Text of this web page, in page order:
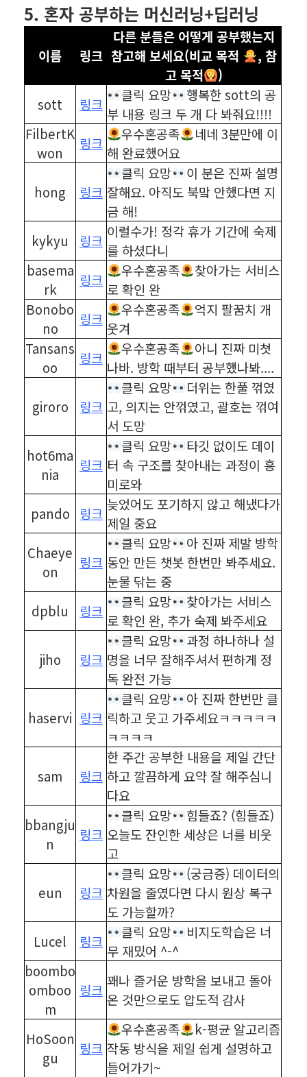
5. 혼자 공부하는 머신러닝+딥러닝
이름 링크
다른 분들은 어떻게 공부했는지
참고해 보세요(비교 목적
, 참
고 목적
)
sott 링크
클릭 요망
행복한 sott의 공
부 내용 링크 두 개 다 봐줘요!!!!
FilbertK
won
링크
우수혼공족
네네 3분만에 이
해 완료했어요
hong 링크
클릭 요망
이 분은 진짜 설명
잘해요. 아직도 북맠 안했다면 지
금 해!
kykyu
링크
이럴수가! 정각 휴가 기간에 숙제
를 하셨다니
basema
rk
링크
우수혼공족
찾아가는 서비스
로 확인 완
Bonobo
no
링크
우수혼공족
억지 팔꿈치 개
웃겨
Tansans
oo
링크
우수혼공족
아니 진짜 미쳣
나바. 방학 때부터 공부했나봐....
giroro 링크
클릭 요망
더위는 한풀 꺾였
고, 의지는 안꺾였고, 괄호는 꺾여
서 도망
hot6ma
nia
링크
클릭 요망
타깃 없이도 데이
터 속 구조를 찾아내는 과정이 흥
미로와
pando
링크
늦었어도 포기하지 않고 해냈다가
제일 중요
Chaeye
on
링크
클릭 요망
아 진짜 제발 방학
동안 만든 챗봇 한번만 봐주세요.
눈물 닦는 중
dpblu
링크
클릭 요망
찾아가는 서비스
로 확인 완, 추가 숙제 봐주세요
jiho 링크
클릭 요망
과정 하나하나 설
명을 너무 잘해주셔서 편하게 정
독 완전 가능
haservi 링크
클릭 요망
아 진짜 한번만 클
릭하고 웃고 가주세요ㅋㅋㅋㅋㅋ
ㅋㅋㅋㅋ
sam 링크
한 주간 공부한 내용을 제일 간단
하고 깔끔하게 요약 잘 해주심니
다요
bbangju
n
링크
클릭 요망
힘들죠? (힘들죠)
오늘도 잔인한 세상은 너를 비웃
고
eun 링크
클릭 요망
(궁금증) 데이터의
차원을 줄였다면 다시 원상 복구
도 가능할까?
Lucel
링크
클릭 요망
비지도학습은 너
무 재밌어 ^-^
boombo
omboo
m
링크
꽤나 즐거운 방학을 보내고 돌아
온 것만으로도 압도적 감사
HoSoon
gu
링크
우수혼공족
k-평균 알고리즘
작동 방식을 제일 쉽게 설명하고
들어가기~